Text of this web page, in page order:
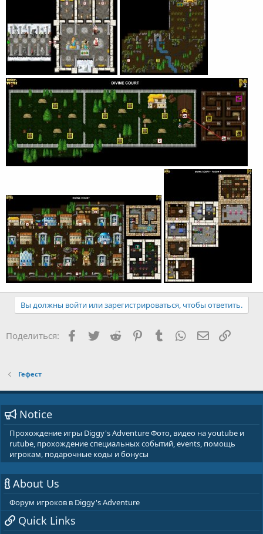
Вы должны войти или зарегистрироваться, чтобы ответить.
Поделиться: Facebook
Twitter Reddit PinterestTumblr WhatsApp
E-mail
Гефест
Notice
Прохождение игры Diggy's Adventure Фото, видео на youtube и
rutube, прохождение специальных событий, events, помощь
игрокам, подарочные коды и бонусы
About Us
Форум игроков в Diggy's Adventure
Quick Links